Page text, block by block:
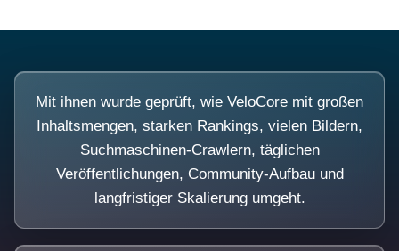
Mit ihnen wurde geprüft, wie VeloCore mit großen
Inhaltsmengen, starken Rankings, vielen Bildern,
Suchmaschinen-Crawlern, täglichen
Veröffentlichungen, Community-Aufbau und
langfristiger Skalierung umgeht.